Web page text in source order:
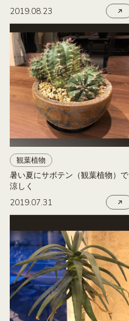
2019.08.23
観葉植物
暑い夏にサボテン（観葉植物）で
涼しく
2019.07.31